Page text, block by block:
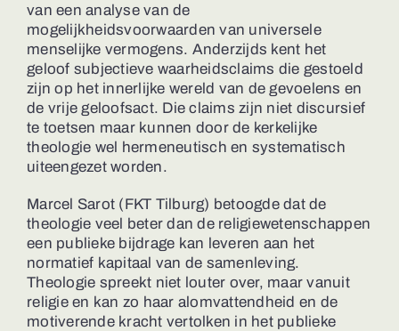
van een analyse van de
mogelijkheidsvoorwaarden van universele
menselijke vermogens. Anderzijds kent het
geloof subjectieve waarheidsclaims die gestoeld
zijn op het innerlijke wereld van de gevoelens en
de vrije geloofsact. Die claims zijn niet discursief
te toetsen maar kunnen door de kerkelijke
theologie wel hermeneutisch en systematisch
uiteengezet worden.
Marcel Sarot (FKT Tilburg) betoogde dat de
theologie veel beter dan de religiewetenschappen
een publieke bijdrage kan leveren aan het
normatief kapitaal van de samenleving.
Theologie spreekt niet louter over, maar vanuit
religie en kan zo haar alomvattendheid en de
motiverende kracht vertolken in het publieke